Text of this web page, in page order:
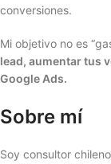
conversiones.
Mi objetivo no es
lead, aumentar tus
Google Ads.
Sobre mí
Soy consultor